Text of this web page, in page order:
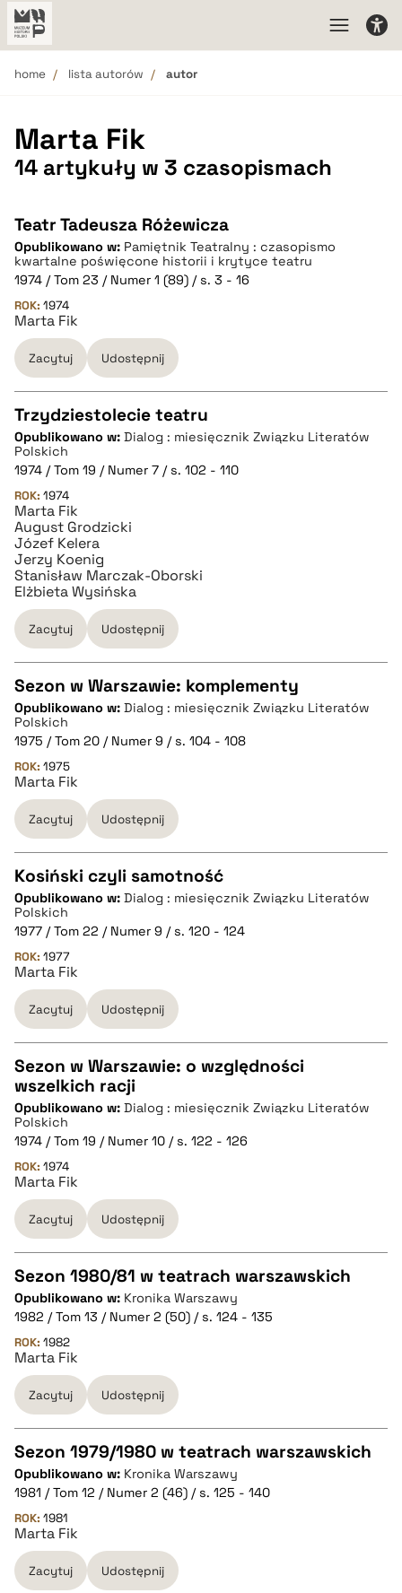
home lista autorów autor
Marta Fik
14 artykuły w 3 czasopismach
Teatr Tadeusza Różewicza
Opublikowano w: Pamiętnik Teatralny : czasopismo
kwartalne poświęcone historii i krytyce teatru
1974 / Tom 23 / Numer 1 (89) / s. 3 - 16
ROK: 1974
Marta Fik
Zacytuj Udostępnij
CZYSTY TEKST
pobierz cytat
BIBTEX
pobierz cytat
Trzydziestolecie teatru
Opublikowano w: Dialog : miesięcznik Związku Literatów
Polskich
1974 / Tom 19 / Numer 7 / s. 102 - 110
ROK: 1974
Marta Fik
August Grodzicki
Józef Kelera
Jerzy Koenig
Stanisław Marczak-Oborski
Elżbieta Wysińska
Zacytuj Udostępnij
CZYSTY TEKST
pobierz cytat
BIBTEX
pobierz cytat
Sezon w Warszawie: komplementy
Opublikowano w: Dialog : miesięcznik Związku Literatów
Polskich
1975 / Tom 20 / Numer 9 / s. 104 - 108
ROK: 1975
Marta Fik
Zacytuj Udostępnij
CZYSTY TEKST
pobierz cytat
BIBTEX
pobierz cytat
Kosiński czyli samotność
Opublikowano w: Dialog : miesięcznik Związku Literatów
Polskich
1977 / Tom 22 / Numer 9 / s. 120 - 124
ROK: 1977
Marta Fik
Zacytuj Udostępnij
CZYSTY TEKST
pobierz cytat
BIBTEX
pobierz cytat
Sezon w Warszawie: o względności
wszelkich racji
Opublikowano w: Dialog : miesięcznik Związku Literatów
Polskich
1974 / Tom 19 / Numer 10 / s. 122 - 126
ROK: 1974
Marta Fik
Zacytuj Udostępnij
CZYSTY TEKST
pobierz cytat
BIBTEX
pobierz cytat
Sezon 1980/81 w teatrach warszawskich
Opublikowano w: Kronika Warszawy
1982 / Tom 13 / Numer 2 (50) / s. 124 - 135
ROK: 1982
Marta Fik
Zacytuj Udostępnij
CZYSTY TEKST
pobierz cytat
Sezon 1979/1980 w teatrach warszawskich
Opublikowano w: Kronika Warszawy
1981 / Tom 12 / Numer 2 (46) / s. 125 - 140
ROK: 1981
Marta Fik
Zacytuj Udostępnij